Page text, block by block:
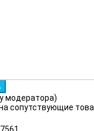
модератора)
сопутствующие